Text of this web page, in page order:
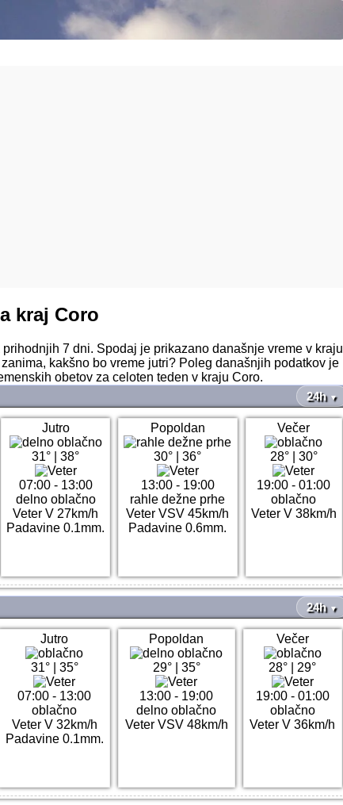
kraj Coro
7 dni. Spodaj je prikazano današnje vreme v kraju
kakšno bo vreme jutri? Poleg današnjih podatkov je
obetov za celoten teden v kraju Coro.
24h ▼
Jutro
31° |38°
07:00 - 13:00
delno oblačno
Veter V 27km/h
Padavine 0.1mm.
Popoldan
30° |36°
13:00 - 19:00
rahle dežne prhe
Veter VSV 45km/h
Padavine 0.6mm.
Večer
28°| 30°
19:00 - 01:00
oblačno
Veter V 38km/h
24h ▼
Jutro
31°| 35°
07:00 - 13:00
oblačno
Veter V 32km/h
Padavine 0.1mm.
Popoldan
29°| 35°
13:00 - 19:00
delno oblačno
Veter VSV 48km/h
Večer
28° 29°
19:00 - 01:00
oblačno
Veter V 36km/h